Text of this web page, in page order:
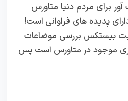
برای مردم دنیا متاورس
پدیده های فراوانی است!
بیستکس بررسی موضاعات
موجود در متاورس است پس